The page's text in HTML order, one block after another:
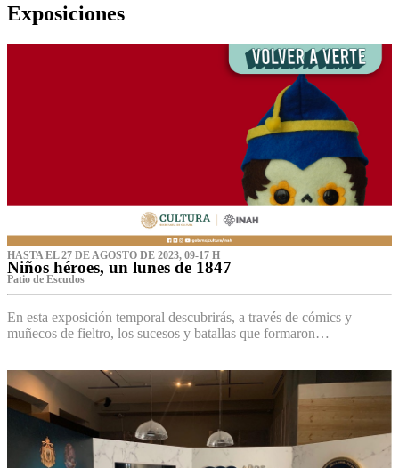
Exposiciones
HASTA EL 27 DE AGOSTO DE 2023, 09-17 H
Niños héroes, un lunes de 1847
Patio de Escudos
En esta exposición temporal descubrirás, a través de cómics y
muñecos de fieltro, los sucesos y batallas que formaron…